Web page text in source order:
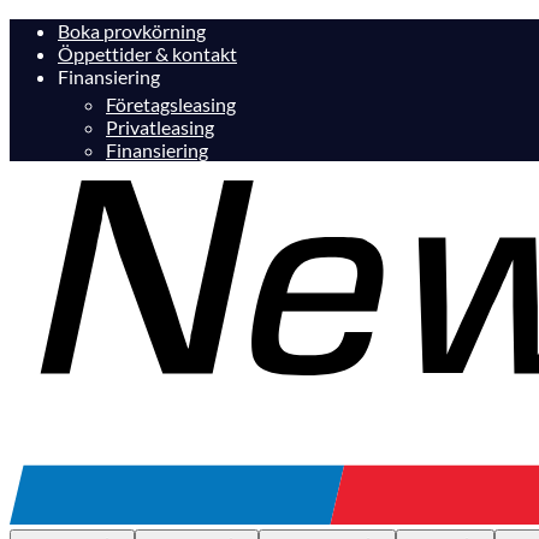
Boka provkörning
Öppettider & kontakt
Finansiering
Företagsleasing
Privatleasing
Finansiering